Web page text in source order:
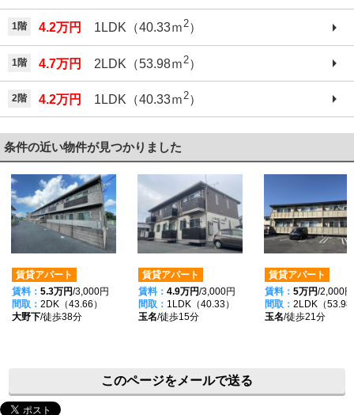
1階 4.2万円 1LDK（40.33ｍ2）
1階 4.7万円 2LDK（53.98ｍ 2）
2階 4.2万円 1LDK（40.33ｍ2）
条件の近い物件が見つかりました
賃貸アパート
賃料： 5.3万円/3,000円
間取： 2DK（43.66）
大野下/徒歩38分
賃貸アパート
賃料： 4.9万円/3,000円
間取： 1LDK（40.33）
玉名/徒歩15分
賃貸アパート
賃料： 5万円/2,000円
間取： 2LDK（53.98
玉名/徒歩21分
このページをメールで送る